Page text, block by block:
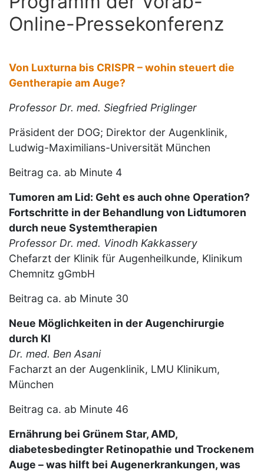
Online-Pressekonferenz
Von Luxturna bis CRISPR – wohin steuert die
Gentherapie am Auge?
Professor Dr. med. Siegfried Priglinger
Präsident der DOG; Direktor der Augenklinik,
Ludwig-Maximilians-Universität München
Beitrag ca. ab Minute 4
Tumoren am Lid: Geht es auch ohne Operation?
Fortschritte in der Behandlung von Lidtumoren
durch neue Systemtherapien
Professor Dr. med. Vinodh Kakkassery
Chefarzt der Klinik für Augenheilkunde, Klinikum
Chemnitz gGmbH
Beitrag ca. ab Minute 30
Neue Möglichkeiten in der Augenchirurgie
durch KI
Dr. med. Ben Asani
Facharzt an der Augenklinik, LMU Klinikum,
München
Beitrag ca. ab Minute 46
Ernährung bei Grünem Star, AMD,
diabetesbedingter Retinopathie und Trockenem
Auge – was hilft bei Augenerkrankungen, was